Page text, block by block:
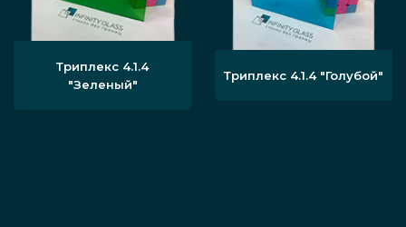
Триплекс 4.1.4
"Зеленый"
Триплекс 4.1.4 "Голубой"